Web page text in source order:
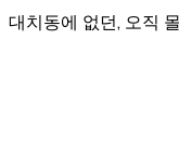
대치동에 없던, 오직